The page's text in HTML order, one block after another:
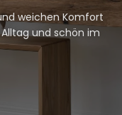
weichen Komfort
und schön im